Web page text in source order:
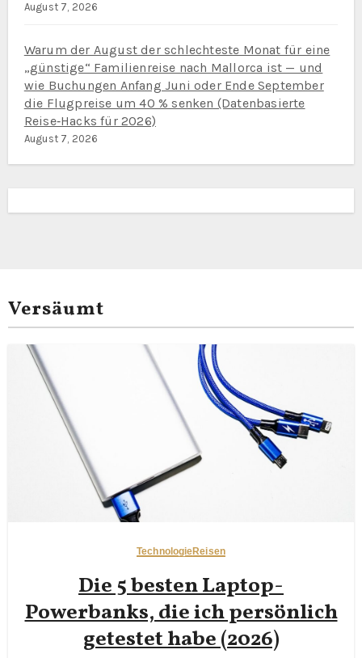
August 7, 2026
Warum der August der schlechteste Monat für eine
„günstige“ Familienreise nach Mallorca ist — und
wie Buchungen Anfang Juni oder Ende September
die Flugpreise um 40 % senken (Datenbasierte
Reise‑Hacks für 2026)
August 7, 2026
Versäumt
TechnologieReisen
Die 5 besten Laptop-
Powerbanks, die ich persönlich
getestet habe (2026)